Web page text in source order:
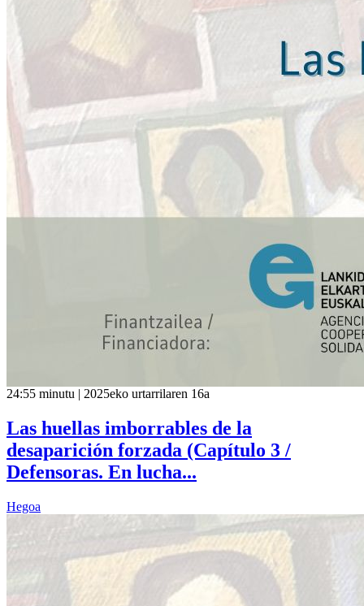
24:55 minutu | 2025eko urtarrilaren 16a
Las huellas imborrables de la
desaparición forzada (Capítulo 3 /
Defensoras. En lucha...
Hegoa